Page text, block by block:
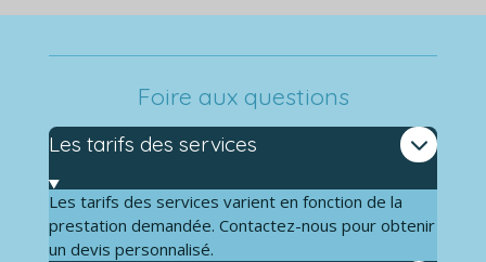
Foire aux questions
Les tarifs des services
Les tarifs des services varient en fonction de la
prestation demandée. Contactez-nous pour obtenir
un devis personnalisé.